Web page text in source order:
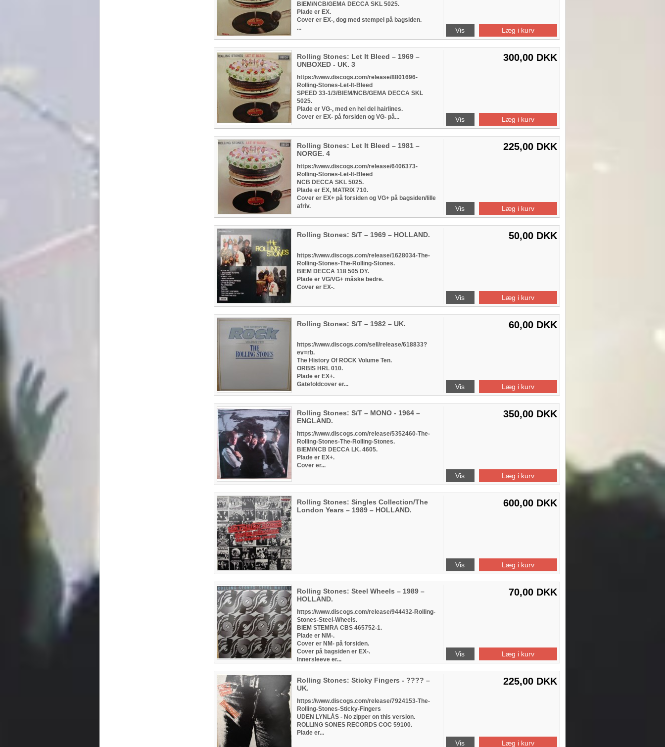
BIEM/NCB/GEMA DECCA SKL 5025.
Plade er EX.
Cover er EX-, dog med stempel på bagsiden.
...
Vis Læg i kurv
Rolling Stones: Let It Bleed – 1969 –
UNBOXED - UK. 3
https://www.discogs.com/release/8801696-
Rolling-Stones-Let-It-Bleed
SPEED 33-1/3/BIEM/NCB/GEMA DECCA SKL
5025.
Plade er VG-, med en hel del hairlines.
Cover er EX- på forsiden og VG- på...
300,00 DKK
Vis Læg i kurv
Rolling Stones: Let It Bleed – 1981 –
NORGE. 4
https://www.discogs.com/release/6406373-
Rolling-Stones-Let-It-Bleed
NCB DECCA SKL 5025.
Plade er EX, MATRIX 710.
Cover er EX+ på forsiden og VG+ på bagsiden/lille
afriv.
225,00 DKK
Vis Læg i kurv
Rolling Stones: S/T – 1969 – HOLLAND.
https://www.discogs.com/release/1628034-The-
Rolling-Stones-The-Rolling-Stones.
BIEM DECCA 118 505 DY.
Plade er VG/VG+ måske bedre.
Cover er EX-.
50,00 DKK
Vis Læg i kurv
Rolling Stones: S/T – 1982 – UK.
https://www.discogs.com/sell/release/618833?
ev=rb.
The History Of ROCK Volume Ten.
ORBIS HRL 010.
Plade er EX+.
Gatefoldcover er...
60,00 DKK
Vis Læg i kurv
Rolling Stones: S/T – MONO - 1964 –
ENGLAND.
https://www.discogs.com/release/5352460-The-
Rolling-Stones-The-Rolling-Stones.
BIEM/NCB DECCA LK. 4605.
Plade er EX+.
Cover er...
350,00 DKK
Vis Læg i kurv
Rolling Stones: Singles Collection/The
London Years – 1989 – HOLLAND.
600,00 DKK
Vis Læg i kurv
Rolling Stones: Steel Wheels – 1989 –
HOLLAND.
https://www.discogs.com/release/944432-Rolling-
Stones-Steel-Wheels.
BIEM STEMRA CBS 465752-1.
Plade er NM-.
Cover er NM- på forsiden.
Cover på bagsiden er EX-.
Innersleeve er...
70,00 DKK
Vis Læg i kurv
Rolling Stones: Sticky Fingers - ???? –
UK.
https://www.discogs.com/release/7924153-The-
Rolling-Stones-Sticky-Fingers
UDEN LYNLÅS - No zipper on this version.
ROLLING SONES RECORDS COC 59100.
Plade er...
225,00 DKK
Vis Læg i kurv